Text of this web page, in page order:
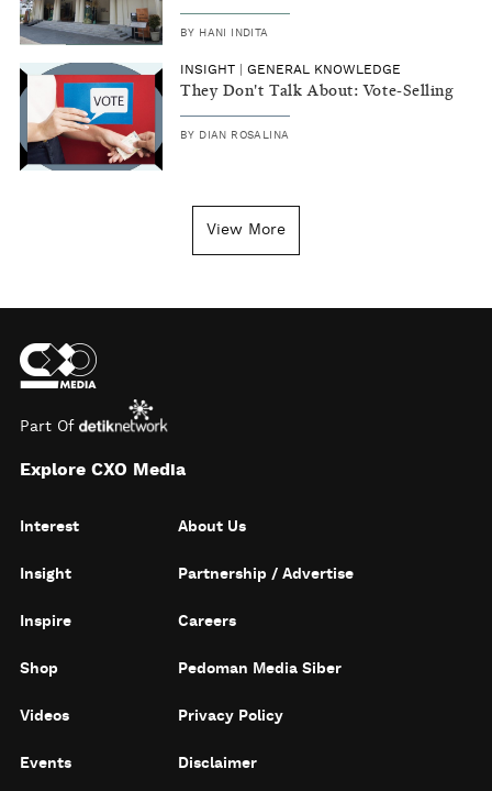
BY HANI INDITA
INSIGHT GENERAL KNOWLEDGE
They Don't Talk About: Vote-Selling
BY DIAN ROSALINA
View More
Part Of
Explore CXO Media
Interest
Insight
Inspire
Shop
Videos
Events
About Us
Partnership / Advertise
Careers
Pedoman Media Siber
Privacy Policy
Disclaimer